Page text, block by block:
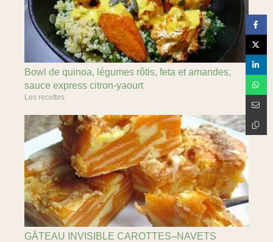
Bowl de quinoa, légumes rôtis, feta et amandes,
sauce express citron-yaourt
Les recettes
GÂTEAU INVISIBLE CAROTTES–NAVETS